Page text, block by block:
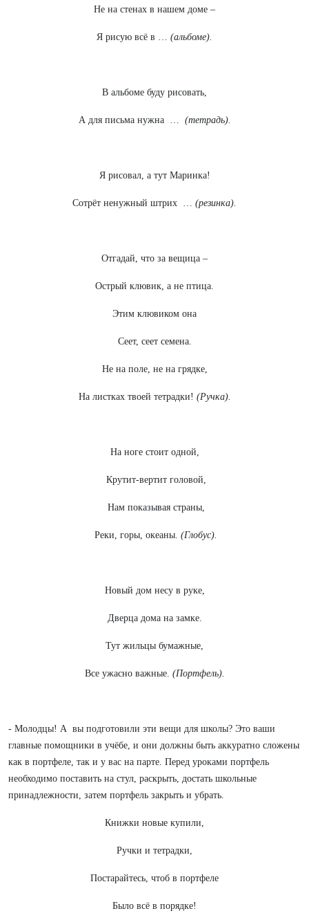
Не на стенах в нашем доме –
Я рисую всё в … (альбоме).
В альбоме буду рисовать,
А для письма нужна … (тетрадь).
Я рисовал, а тут Маринка!
Сотрёт ненужный штрих … (резинка).
Отгадай, что за вещица –
Острый клювик, а не птица.
Этим клювиком она
Сеет, сеет семена.
Не на поле, не на грядке,
На листках твоей тетрадки! (Ручка).
На ноге стоит одной,
Крутит-вертит головой,
Нам показывая страны,
Реки, горы, океаны. (Глобус).
Новый дом несу в руке,
Дверца дома на замке.
Тут жильцы бумажные,
Все ужасно важные. (Портфель).
- Молодцы! А вы подготовили эти вещи для школы? Это ваши
главные помощники в учёбе, и они должны быть аккуратно сложены
как в портфеле, так и у вас на парте. Перед уроками портфель
необходимо поставить на стул, раскрыть, достать школьные
принадлежности, затем портфель закрыть и убрать.
Книжки новые купили,
Ручки и тетрадки,
Постарайтесь, чтоб в портфеле
Было всё в порядке!